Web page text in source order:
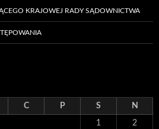
KRAJOWEJ RADY SĄDOWNICTWA
C P S N
1 2